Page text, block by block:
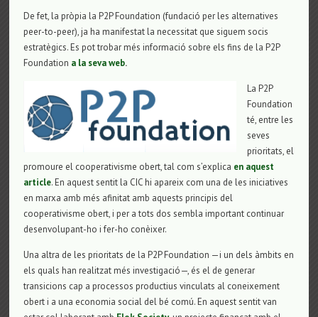
De fet, la pròpia la P2P Foundation (fundació per les alternatives
peer-to-peer), ja ha manifestat la necessitat que siguem socis
estratègics. Es pot trobar més informació sobre els fins de la P2P
Foundation a la seva web.
La P2P
Foundation
té, entre les
seves
prioritats, el
promoure el cooperativisme obert, tal com s’explica en aquest
article. En aquest sentit la CIC hi apareix com una de les iniciatives
en marxa amb més afinitat amb aquests principis del
cooperativisme obert, i per a tots dos sembla important continuar
desenvolupant-ho i fer-ho conèixer.
Una altra de les prioritats de la P2P Foundation —i un dels àmbits en
els quals han realitzat més investigació—, és el de generar
transicions cap a processos productius vinculats al coneixement
obert i a una economia social del bé comú. En aquest sentit van